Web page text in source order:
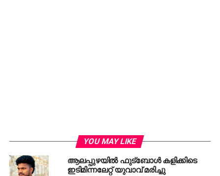
YOU MAY LIKE
ആലപ്പുഴയില്‍ ഫുട്ബോള്‍ കളിക്കിടെ
ഇടിമിന്നലേറ്റ് യുവാവ് മരിച്ചു